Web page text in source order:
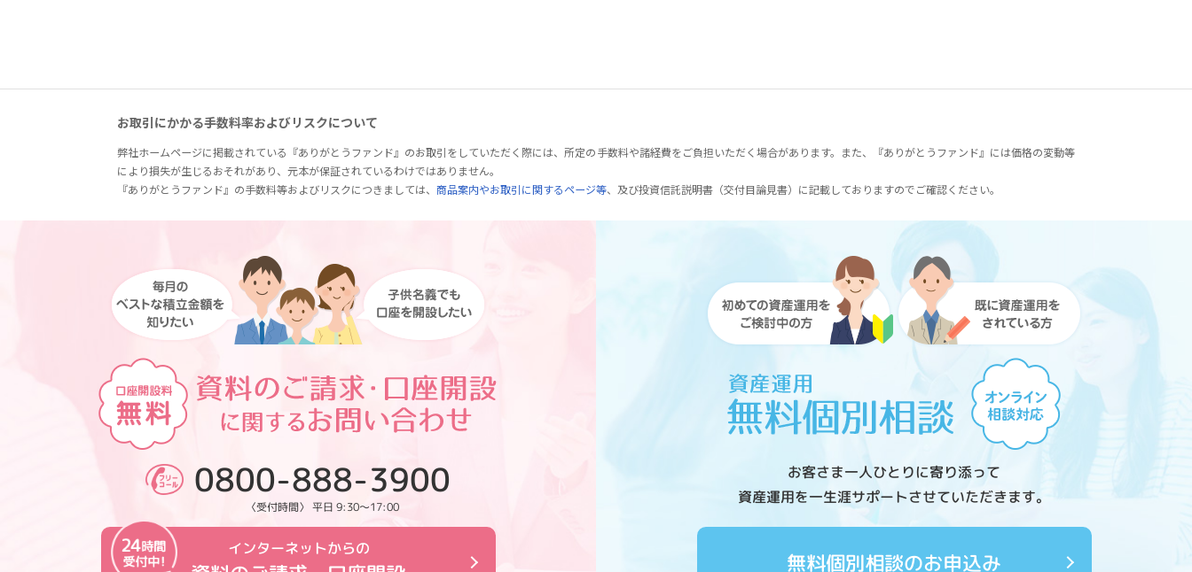
お取引にかかる手数料率およびリスクについて
弊社ホームページに掲載されている『ありがとうファンド』のお取引をしていただく際には、所定の手数料や諸経費をご負担いただく場合があります。また、『ありがとうファンド』には価格の変動等
により損失が生じるおそれがあり、元本が保証されているわけではありません。
『ありがとうファンド』の手数料等およびリスクにつきましては、 商品案内やお取引に関するページ等、及び投資信託説明書（交付目論見書）に記載しておりますのでご確認ください。
0800-888-3900
〈受付時間〉 平日 9:30～17:00
インターネットからの
お客さま一人ひとりに寄り添って
資産運用を一生涯サポートさせていただきます。
無料個別相談のお申込み